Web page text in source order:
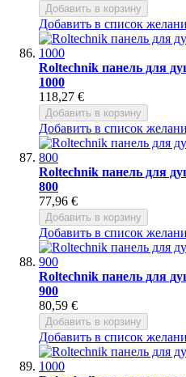
Добавить в корзину
Добавить в список
Roltechnik панель для
1000
118,27 €
Добавить в корзину
Добавить в список
Roltechnik панель для
800
77,96 €
Добавить в корзину
Добавить в список
Roltechnik панель для
900
80,59 €
Добавить в корзину
Добавить в список